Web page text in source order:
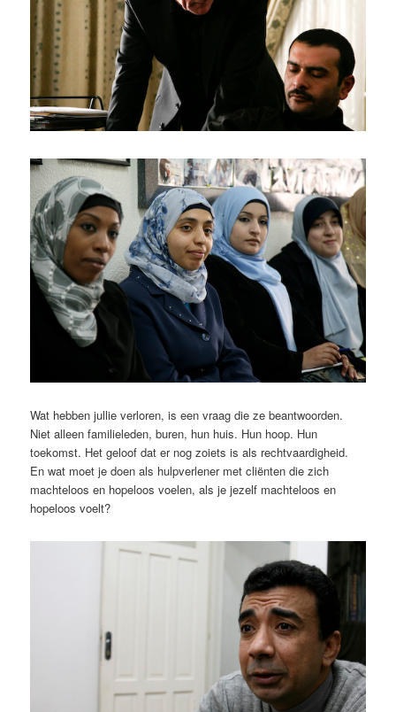
Wat hebben jullie verloren, is een vraag die ze beantwoorden.
Niet alleen familieleden, buren, hun huis. Hun hoop. Hun
toekomst. Het geloof dat er nog zoiets is als rechtvaardigheid.
En wat moet je doen als hulpverlener met cliënten die zich
machteloos en hopeloos voelen, als je jezelf machteloos en
hopeloos voelt?